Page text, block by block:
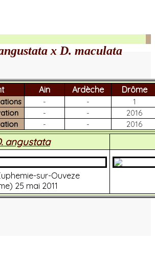
x D. maculata
Ain Ardèche Drôme
- -
1
- -
2016
- - 2016
angustata
sur-Ouveze
25 mai 2011